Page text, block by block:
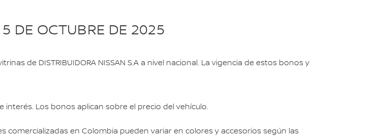
DE OCTUBRE DE 2025
de DISTRIBUIDORA NISSAN S.A a nivel nacional. La vigencia de estos bonos y
Los bonos aplican sobre el precio del vehículo.
comercializadas en Colombia pueden variar en colores y accesorios según las